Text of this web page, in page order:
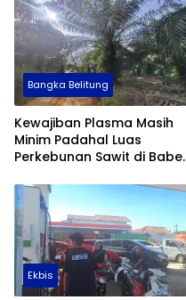
Bangka Belitung
Kewajiban Plasma Masih
Minim Padahal Luas
Perkebunan Sawit di Babel
Ekbis